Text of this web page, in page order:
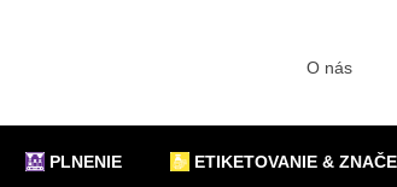
PLNENIE ETIKETOVANIE &
O nás